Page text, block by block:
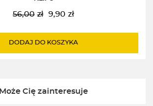
56,00 zł
Pierwotna
wynosiła:
9,90 zł
Aktualna
wynosi:
DODAJ DO KOSZYKA
Może Cię zainteresuje